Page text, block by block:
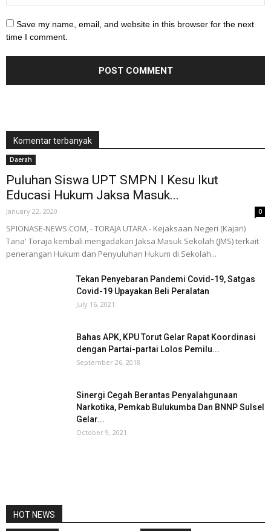
Save my name, email, and website in this browser for the next
time I comment.
Komentar terbanyak
Daerah
Puluhan Siswa UPT SMPN I Kesu Ikut
Educasi Hukum Jaksa Masuk...
January 22, 2020 0
SPIONASE-NEWS.COM, - TORAJA UTARA - Kejaksaan Negeri (Kajari)
Tana' Toraja kembali mengadakan Jaksa Masuk Sekolah (JMS) terkait
penerangan Hukum dan Penyuluhan Hukum di Sekolah...
Tekan Penyebaran Pandemi Covid-19, Satgas
Covid-19 Upayakan Beli Peralatan
July 16, 2021
Bahas APK, KPU Torut Gelar Rapat Koordinasi
dengan Partai-partai Lolos Pemilu...
September 26, 2018
Sinergi Cegah Berantas Penyalahgunaan
Narkotika, Pemkab Bulukumba Dan BNNP Sulsel
Gelar...
October 9, 2021
HOT NEWS